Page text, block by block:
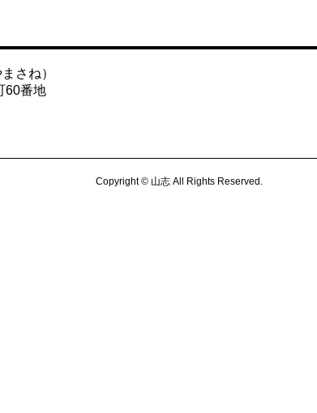
さね）
60番地
Copyright © 山志 All Rights Reserved.